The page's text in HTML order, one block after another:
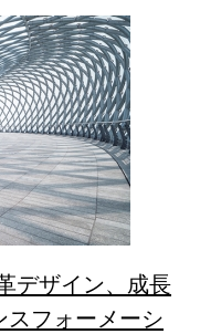
デザイン、成長
フォーメーシ